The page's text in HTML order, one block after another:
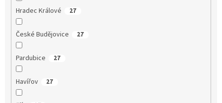
Hradec Králové 27
České Budějovice 27
Pardubice 27
Havířov 27